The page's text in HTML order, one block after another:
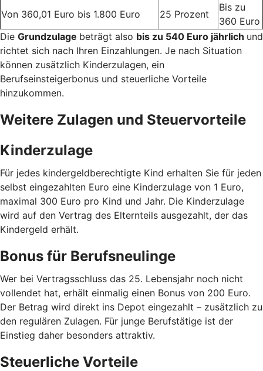
Von 360,01 Euro bis 1.800 Euro
25 Prozent
Bis zu
360 Euro
Die Grundzulage beträgt also bis zu 540 Euro jährlich und
richtet sich nach Ihren Einzahlungen. Je nach Situation
können zusätzlich Kinderzulagen, ein
Berufseinsteigerbonus und steuerliche Vorteile
hinzukommen.
Weitere Zulagen und Steuervorteile
Kinderzulage
Für jedes kindergeldberechtigte Kind erhalten Sie für jeden
selbst eingezahlten Euro eine Kinderzulage von 1 Euro,
maximal 300 Euro pro Kind und Jahr. Die Kinderzulage
wird auf den Vertrag des Elternteils ausgezahlt, der das
Kindergeld erhält.
Bonus für Berufsneulinge
Wer bei Vertragsschluss das 25. Lebensjahr noch nicht
vollendet hat, erhält einmalig einen Bonus von 200 Euro.
Der Betrag wird direkt ins Depot eingezahlt – zusätzlich zu
den regulären Zulagen. Für junge Berufstätige ist der
Einstieg daher besonders attraktiv.
Steuerliche Vorteile